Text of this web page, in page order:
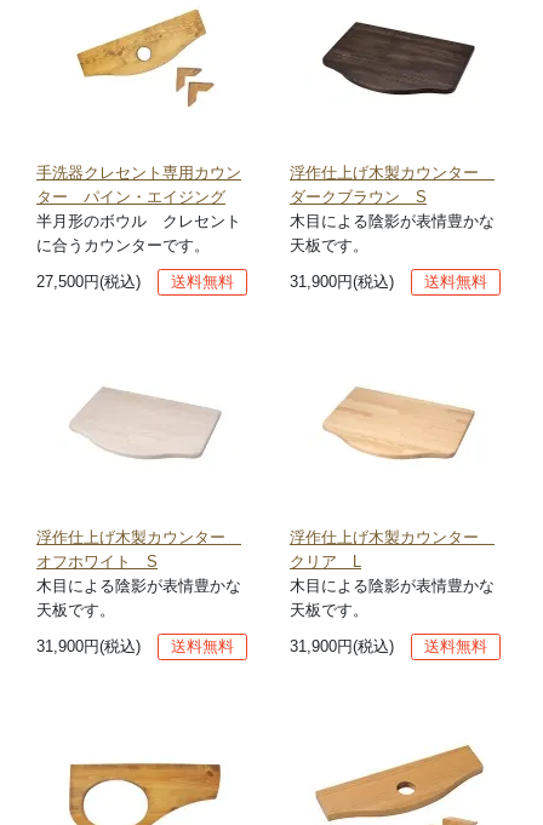
手洗器クレセント専用カウン
ター パイン・エイジング
半月形のボウル クレセント
に合うカウンターです。
27,500円(税込)
送料無料
浮作仕上げ木製カウンター
ダークブラウン S
木目による陰影が表情豊かな
天板です。
31,900円(税込)
送料無料
浮作仕上げ木製カウンター
オフホワイト S
木目による陰影が表情豊かな
天板です。
31,900円(税込)
送料無料
浮作仕上げ木製カウンター
クリア L
木目による陰影が表情豊かな
天板です。
31,900円(税込)
送料無料